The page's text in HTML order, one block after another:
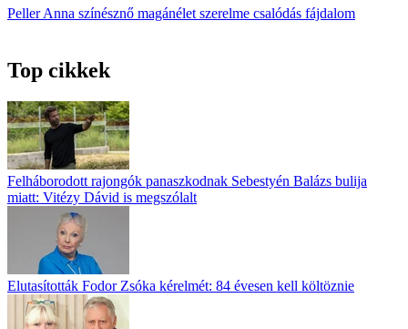
Peller Anna színésznő magánélet szerelme csalódás fájdalom
Top cikkek
Felháborodott rajongók panaszkodnak Sebestyén Balázs bulija
miatt: Vitézy Dávid is megszólalt
Elutasították Fodor Zsóka kérelmét: 84 évesen kell költöznie